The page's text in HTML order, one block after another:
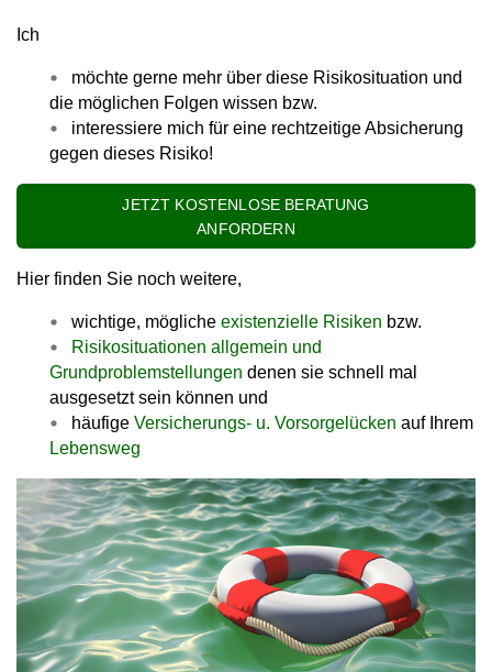
Ich
möchte gerne mehr über diese Risikosituation und
die möglichen Folgen wissen bzw.
interessiere mich für eine rechtzeitige Absicherung
gegen dieses Risiko!
JETZT KOSTENLOSE BERATUNG
ANFORDERN
Hier finden Sie noch weitere,
wichtige, mögliche existenzielle Risiken bzw.
Risikosituationen allgemein und
Grundproblemstellungen denen sie schnell mal
ausgesetzt sein können und
häufige Versicherungs- u. Vorsorgelücken auf Ihrem
Lebensweg